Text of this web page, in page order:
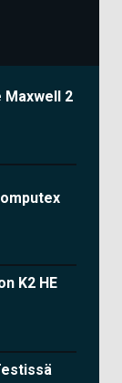
Maxwell 2
K2 HE